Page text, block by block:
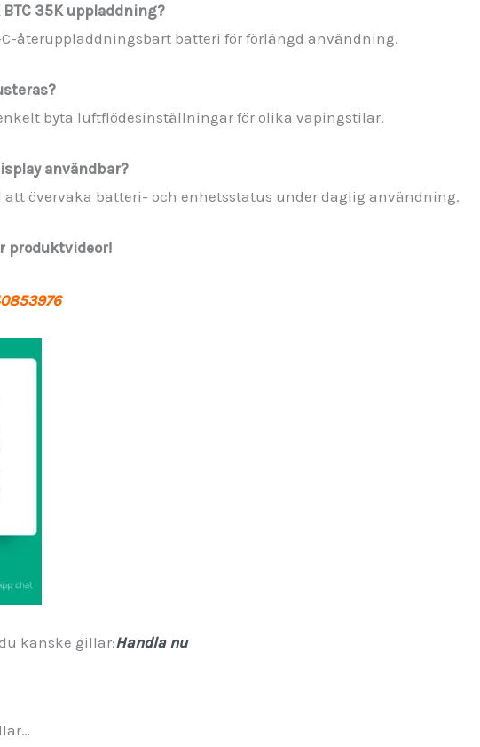
BTC 35K uppladdning?
C-återuppladdningsbart batteri för förlängd användning.
byta luftflödesinställningar för olika vapingstilar.
användbar?
övervaka batteri- och enhetsstatus under daglig användning.
produktvideor!
kanske gillar:Handla nu